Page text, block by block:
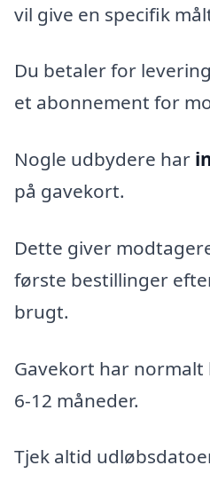
vil give en specifik
Du betaler for
et abonnement for
Nogle udbydere har
på gavekort.
Dette giver
første bestillinger
brugt.
Gavekort har
6-12 måneder.
Tjek altid